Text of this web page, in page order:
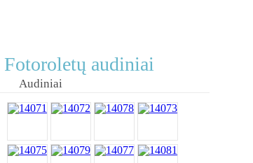
Fotoroletų audiniai
Audiniai